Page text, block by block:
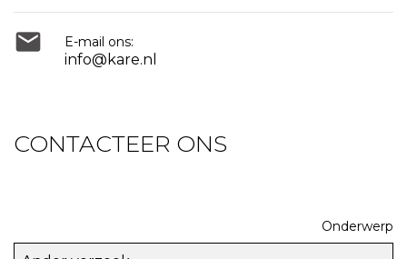
 E-mail ons:
info@kare.nl
CONTACTEER ONS
Onderwerp